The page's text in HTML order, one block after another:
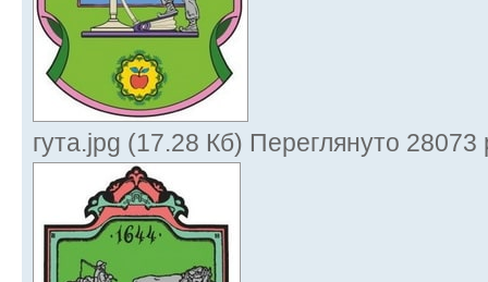
гута.jpg (17.28 Кб) Переглянуто 28073